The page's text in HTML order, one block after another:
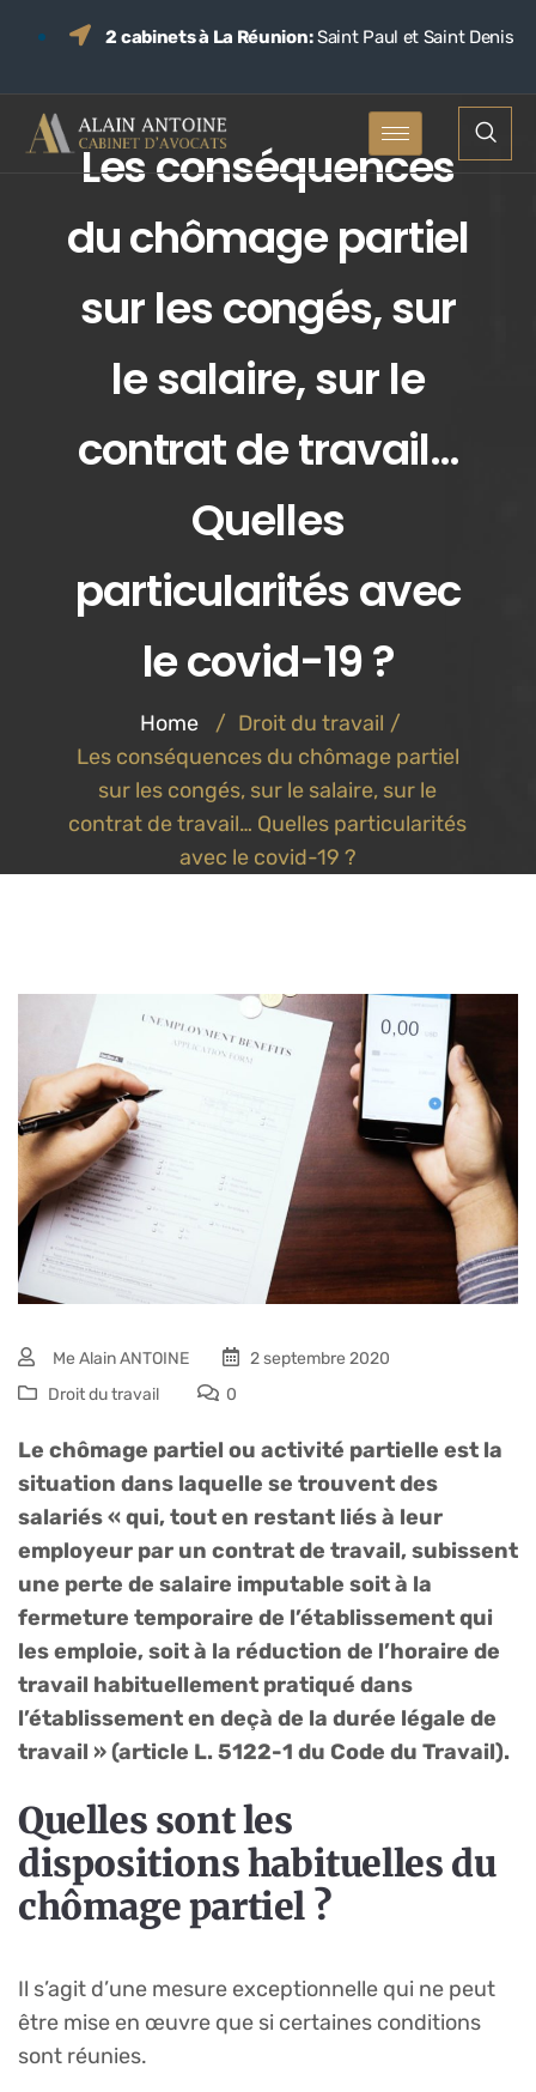
2 cabinets à La Réunion:Saint Paul et Saint Denis
Les conséquences
du chômage partiel
sur les congés, sur
le salaire, sur le
contrat de travail…
Quelles
particularités avec
le covid-19 ?
Home / Droit du travail /
Les conséquences du chômage partiel
sur les congés, sur le salaire, sur le
contrat de travail… Quelles particularités
avec le covid-19 ?
Me Alain ANTOINE
2 septembre 2020
Droit du travail
0
Le chômage partiel ou activité partielle est la
situation dans laquelle se trouvent des
salariés « qui, tout en restant liés à leur
employeur par un contrat de travail, subissent
une perte de salaire imputable soit à la
fermeture temporaire de l’établissement qui
les emploie, soit à la réduction de l’horaire de
travail habituellement pratiqué dans
l’établissement en deçà de la durée légale de
travail » (article L. 5122-1 du Code du Travail).
Quelles sont les
dispositions habituelles du
chômage partiel ?
Il s’agit d’une mesure exceptionnelle qui ne peut
être mise en œuvre que si certaines conditions
sont réunies.